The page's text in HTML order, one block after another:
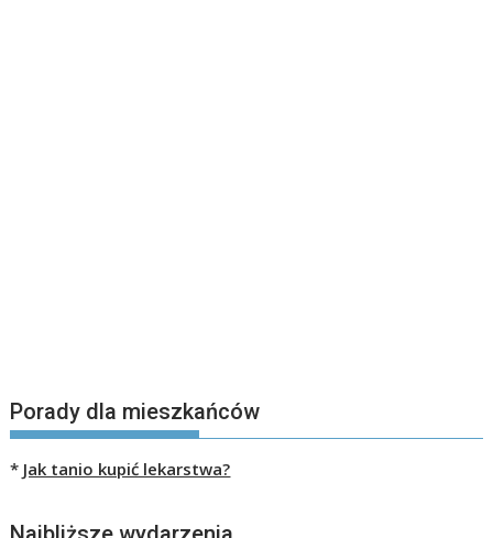
Porady dla mieszkańców
* Jak tanio kupić lekarstwa?